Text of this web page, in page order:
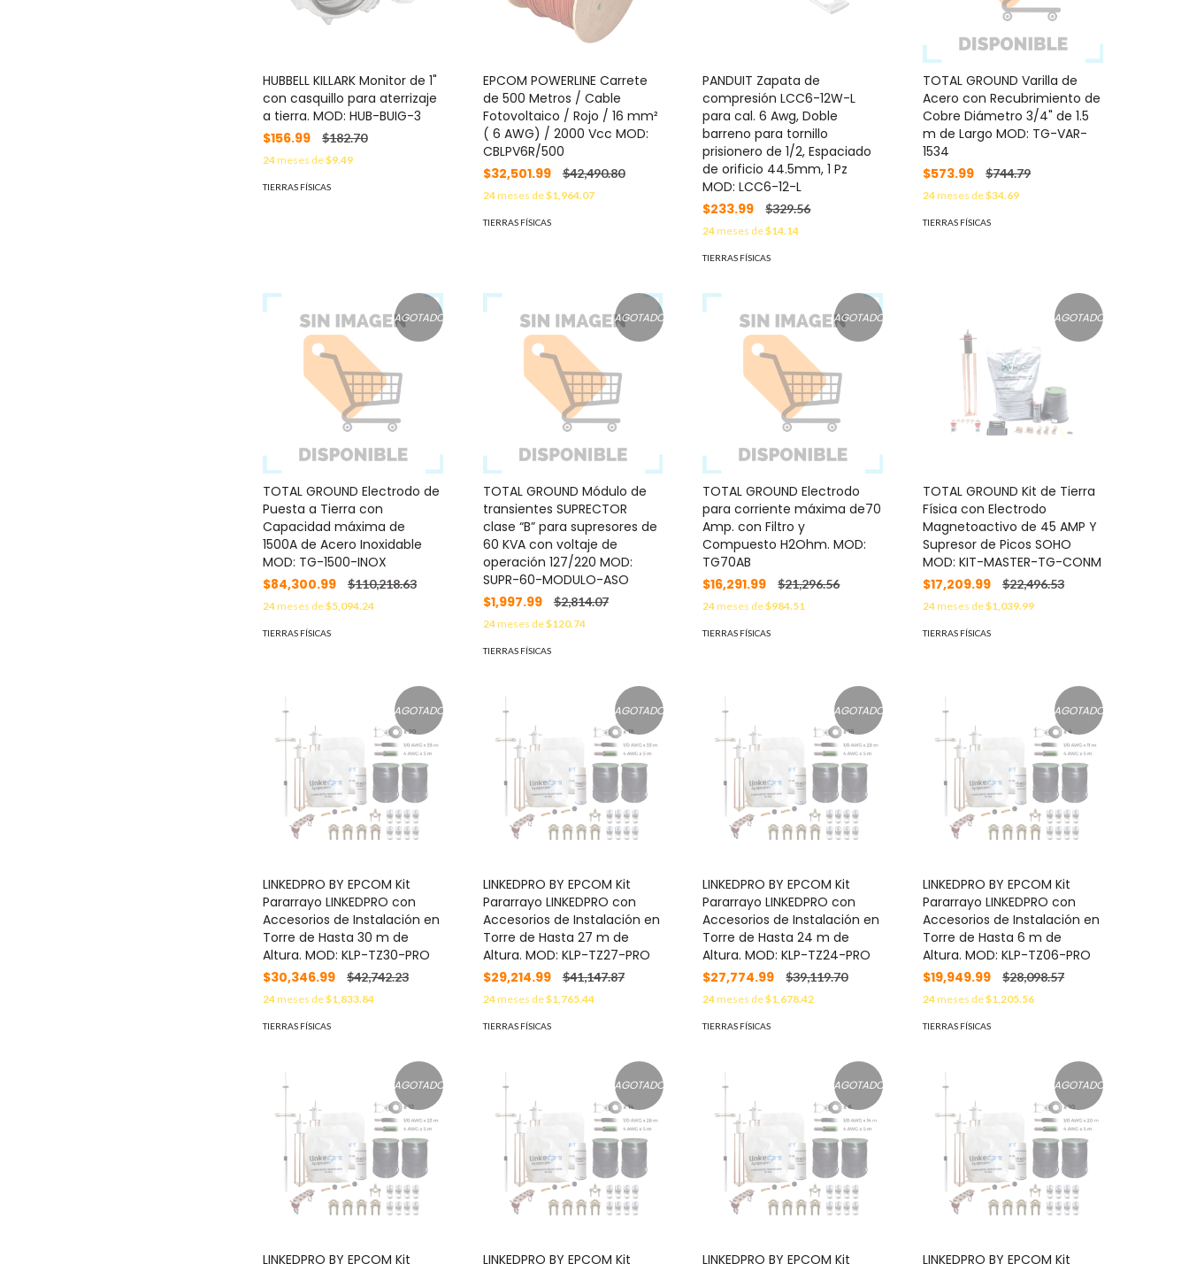
HUBBELL KILLARK Monitor de 1"
con casquillo para aterrizaje
a tierra. MOD: HUB-BUIG-3
$156.99
$182.70
24meses de$9.49
TIERRAS FÍSICAS
EPCOM POWERLINE Carrete
de 500 Metros / Cable
Fotovoltaico / Rojo / 16 mm²
( 6 AWG) / 2000 Vcc MOD:
CBLPV6R/500
$32,501.99
$42,490.80
24meses de$1,964.07
TIERRAS FÍSICAS
PANDUIT Zapata de
compresión LCC6-12W-L
para cal. 6 Awg, Doble
barreno para tornillo
prisionero de 1/2, Espaciado
de orificio 44.5mm, 1 Pz
MOD: LCC6-12-L
$233.99
$329.56
24meses de$14.14
TIERRAS FÍSICAS
TOTAL GROUND Varilla de
Acero con Recubrimiento de
Cobre Diámetro 3/4" de 1.5
m de Largo MOD: TG-VAR-
1534
$573.99
$744.79
24meses de$34.69
TIERRAS FÍSICAS
AGOTADO
TOTAL GROUND Electrodo de
Puesta a Tierra con
Capacidad máxima de
1500A de Acero Inoxidable
MOD: TG-1500-INOX
$84,300.99
$110,218.63
24meses de$5,094.24
TIERRAS FÍSICAS
AGOTADO
TOTAL GROUND Módulo de
transientes SUPRECTOR
clase “B” para supresores de
60 KVA con voltaje de
operación 127/220 MOD:
SUPR-60-MODULO-ASO
$1,997.99
$2,814.07
24meses de$120.74
TIERRAS FÍSICAS
AGOTADO
TOTAL GROUND Electrodo
para corriente máxima de70
Amp. con Filtro y
Compuesto H2Ohm. MOD:
TG70AB
$16,291.99
$21,296.56
24meses de$984.51
TIERRAS FÍSICAS
AGOTADO
TOTAL GROUND Kit de Tierra
Física con Electrodo
Magnetoactivo de 45 AMP Y
Supresor de Picos SOHO
MOD: KIT-MASTER-TG-CONM
$17,209.99
$22,496.53
24meses de$1,039.99
TIERRAS FÍSICAS
AGOTADO
LINKEDPRO BY EPCOM Kit
Pararrayo LINKEDPRO con
Accesorios de Instalación en
Torre de Hasta 30 m de
Altura. MOD: KLP-TZ30-PRO
$30,346.99
$42,742.23
24meses de$1,833.84
TIERRAS FÍSICAS
AGOTADO
LINKEDPRO BY EPCOM Kit
Pararrayo LINKEDPRO con
Accesorios de Instalación en
Torre de Hasta 27 m de
Altura. MOD: KLP-TZ27-PRO
$29,214.99
$41,147.87
24meses de$1,765.44
TIERRAS FÍSICAS
AGOTADO
LINKEDPRO BY EPCOM Kit
Pararrayo LINKEDPRO con
Accesorios de Instalación en
Torre de Hasta 24 m de
Altura. MOD: KLP-TZ24-PRO
$27,774.99
$39,119.70
24meses de$1,678.42
TIERRAS FÍSICAS
AGOTADO
LINKEDPRO BY EPCOM Kit
Pararrayo LINKEDPRO con
Accesorios de Instalación en
Torre de Hasta 6 m de
Altura. MOD: KLP-TZ06-PRO
$19,949.99
$28,098.57
24meses de$1,205.56
TIERRAS FÍSICAS
AGOTADO
LINKEDPRO BY EPCOM Kit
AGOTADO
LINKEDPRO BY EPCOM Kit
AGOTADO
LINKEDPRO BY EPCOM Kit
AGOTADO
LINKEDPRO BY EPCOM Kit